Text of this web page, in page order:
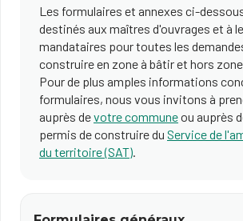
Les formulaires et annexes ci-
destinés aux maîtres d'ouvrages et à
mandataires pour toutes les
construire en zone à bâtir et hors
Pour de plus amples informations
formulaires, nous vous invitons à
auprès devotre communeou auprès
permis de construire du Service de
du territoire (SAT).